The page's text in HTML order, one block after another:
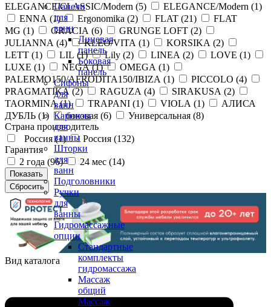
Панели
для
ванн
Лицевая
панель
Боковая
панель
Сифоны
для
ванн
Карнизы
для
ванны
Шторки
для
ванн
Подголовники
Ручки
для
ванны
Гидромассажные
опции
Стандартные
комплекты
гидромассажа
Массаж
общий
Массаж
ELEGANCE/CLASSIC/Modern (5) ELEGANCE/Modern (1)
ENNA (1) Ergonomika (2) FLAT (21)
FLAT
MG (1) GRACIA (6) GRUNGE LOFT (2)
JULIANNA (4) KLEO/VITA (1) KORSIKA (2)
LETT (1) LIL (1) Lily (2) LINEA (2) LOVE (1)
LUXE (1) NEGA (1) OMEGA (1)
PALERMO150/AFRODITA150/IBIZA (1) PICCOLO (4)
PRAGMATIKA (2) RAGUZA (4) SIRAKUSA (2)
TAORMINA (1) TRAPANI (1) VIOLA (1)
АЛИСА
ДУБЛЬ (1) боковая (6) Универсальная (8)
Страна производитель
Россия (1) Россия (132)
Гарантия
2 года (96) 24 мес (14)
Вид каталога